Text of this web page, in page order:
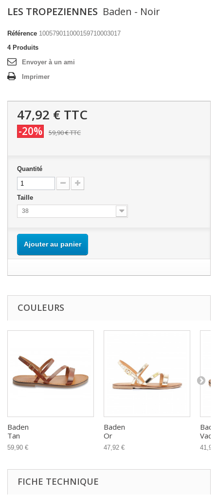
LES TROPEZIENNES Baden - Noir
Référence 100579011000159710003017
4 Produits
Envoyer à un ami
Imprimer
47,92 € TTC
-20% 59,90 €TTC
Quantité
Taille
38
Ajouter au panier
COULEURS
Baden
Tan
59,90 €
Baden
Or
47,92 € 41,93
FICHE TECHNIQUE